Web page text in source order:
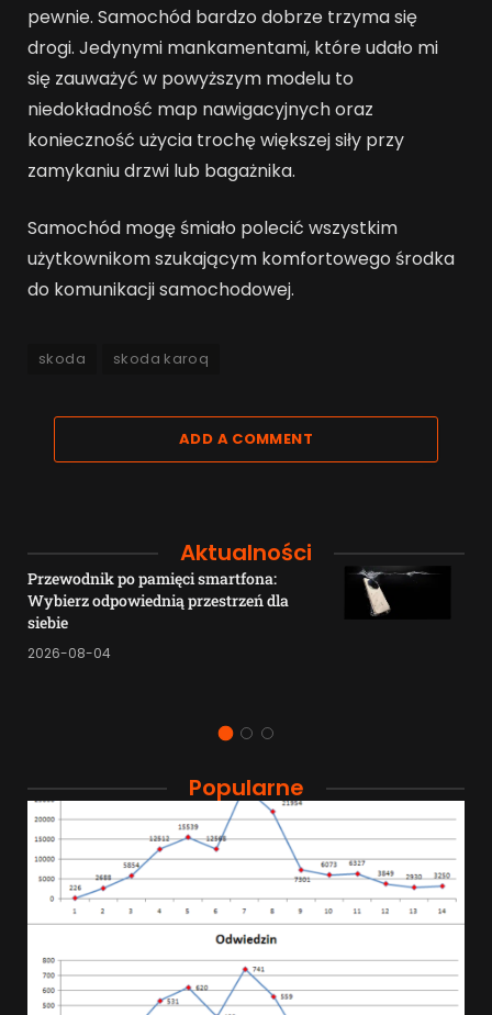
pewnie. Samochód bardzo dobrze trzyma się
drogi. Jedynymi mankamentami, które udało mi
się zauważyć w powyższym modelu to
niedokładność map nawigacyjnych oraz
konieczność użycia trochę większej siły przy
zamykaniu drzwi lub bagażnika.
Samochód mogę śmiało polecić wszystkim
użytkownikom szukającym komfortowego środka
do komunikacji samochodowej.
skoda skoda karoq
ADD A COMMENT
Aktualności
Przewodnik po pamięci smartfona:
Wybierz odpowiednią przestrzeń dla
siebie
2026-08-04
Popularne